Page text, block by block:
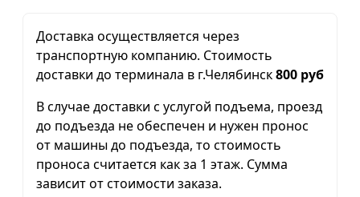
Доставка осуществляется через
транспортную компанию. Стоимость
доставки до терминала в г.Челябинск800 руб
В случае доставки с услугой подъема, проезд
до подъезда не обеспечен и нужен пронос
от машины до подъезда, то стоимость
проноса считается как за 1 этаж. Сумма
зависит от стоимости заказа.